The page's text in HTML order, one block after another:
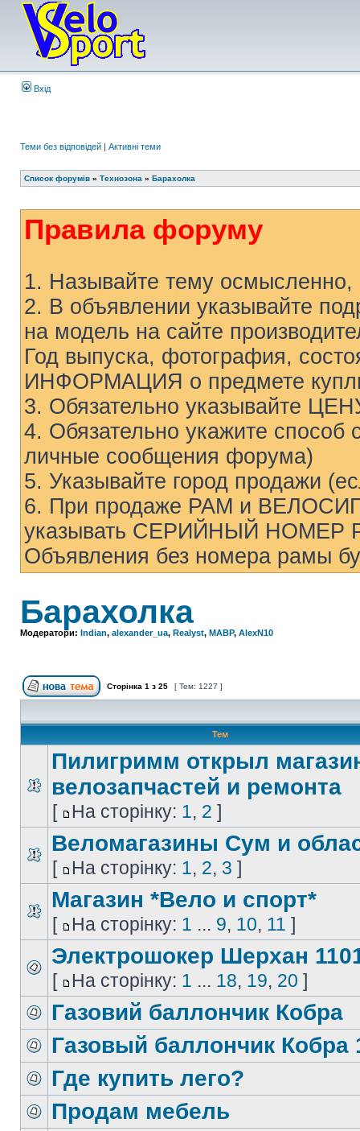
Вхід
Теми без відповідей | Активні теми
Список форумів » Технозона » Барахолка
Правила форуму
1. Называйте тему
2. В объявлении указывайте
на модель на сайте
Год выпуска, фотография,
ИНФОРМАЦИЯ о предмете
3. Обязательно указывайте
4. Обязательно укажите
личные сообщения форума)
5. Указывайте город продажи
6. При продаже РАМ и
указывать СЕРИЙНЫЙ НОМЕР
Объявления без номера рамы
Барахолка
Модератори: Indian, alexander_ua, Realyst, MABP, AlexN10
Сторінка 1 з 25 [ Тем: 1227 ]
Тем
Пилигримм открыл
велозапчастей и ремонта
[ На сторінку: 1, 2 ]
Веломагазины Сум и
[ На сторінку: 1, 2, 3 ]
Магазин *Вело и спорт*
[ На сторінку: 1 ... 9, 10, 11 ]
Электрошокер Шерхан
[ На сторінку: 1 ... 18, 19, 20 ]
Газовий баллончик Кобра
Газовый баллончик Кобра
Где купить лего?
Продам мебель